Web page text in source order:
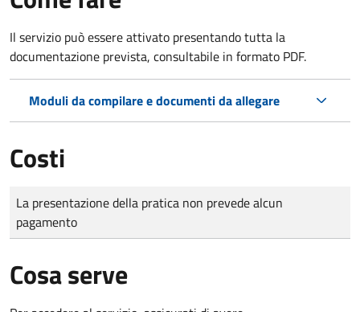
Il servizio può essere attivato presentando tutta la
documentazione prevista, consultabile in formato PDF.
Moduli da compilare e documenti da allegare
Costi
Tipo di pagamento
Importo
La presentazione della pratica non prevede alcun
pagamento
Cosa serve